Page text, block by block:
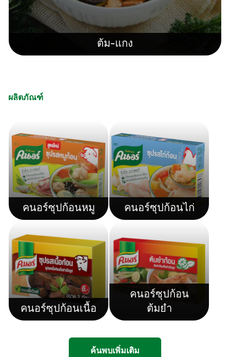
ต้ม-แกง
ผลิตภัณฑ์
คนอร์ซุปก้อนหมู คนอร์ซุปก้อนไก่
คนอร์ซุปก้อนเนื้อ
คนอร์ซุปก้อน
ต้มยำ
ค้นพบเพิ่มเติม